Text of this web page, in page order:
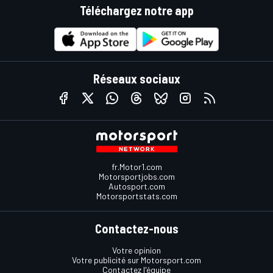
Téléchargez notre app
Réseaux sociaux
fr.Motor1.com
Motorsportjobs.com
Autosport.com
Motorsportstats.com
Contactez-nous
Votre opinion
Votre publicité sur Motorsport.com
Contactez l'équipe